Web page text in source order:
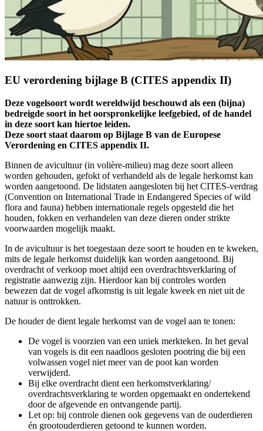
EU verordening bijlage B (CITES appendix II)
Deze vogelsoort wordt wereldwijd beschouwd als een (bijna)
bedreigde soort in het oorspronkelijke leefgebied, of de handel
in deze soort kan hiertoe leiden.
Deze soort staat daarom op Bijlage B van de Europese
Verordening en CITES appendix II.
Binnen de avicultuur (in volière-milieu) mag deze soort alleen
worden gehouden, gefokt of verhandeld als de legale herkomst kan
worden aangetoond. De lidstaten aangesloten bij het CITES-verdrag
(Convention on International Trade in Endangered Species of wild
flora and fauna) hebben internationale regels opgesteld die het
houden, fokken en verhandelen van deze dieren onder strikte
voorwaarden mogelijk maakt.
In de avicultuur is het toegestaan deze soort te houden en te kweken,
mits de legale herkomst duidelijk kan worden aangetoond. Bij
overdracht of verkoop moet altijd een overdrachtsverklaring of
registratie aanwezig zijn. Hierdoor kan bij controles worden
bewezen dat de vogel afkomstig is uit legale kweek en niet uit de
natuur is onttrokken.
De houder de dient legale herkomst van de vogel aan te tonen:
De vogel is voorzien van een uniek merkteken. In het geval
van vogels is dit een naadloos gesloten pootring die bij een
volwassen vogel niet meer van de poot kan worden
verwijderd.
Bij elke overdracht dient een herkomstverklaring/
overdrachtsverklaring te worden opgemaakt en ondertekend
door de afgevende en ontvangende partij.
Let op: bij controle dienen ook gegevens van de ouderdieren
én grootouderdieren getoond te kunnen worden.